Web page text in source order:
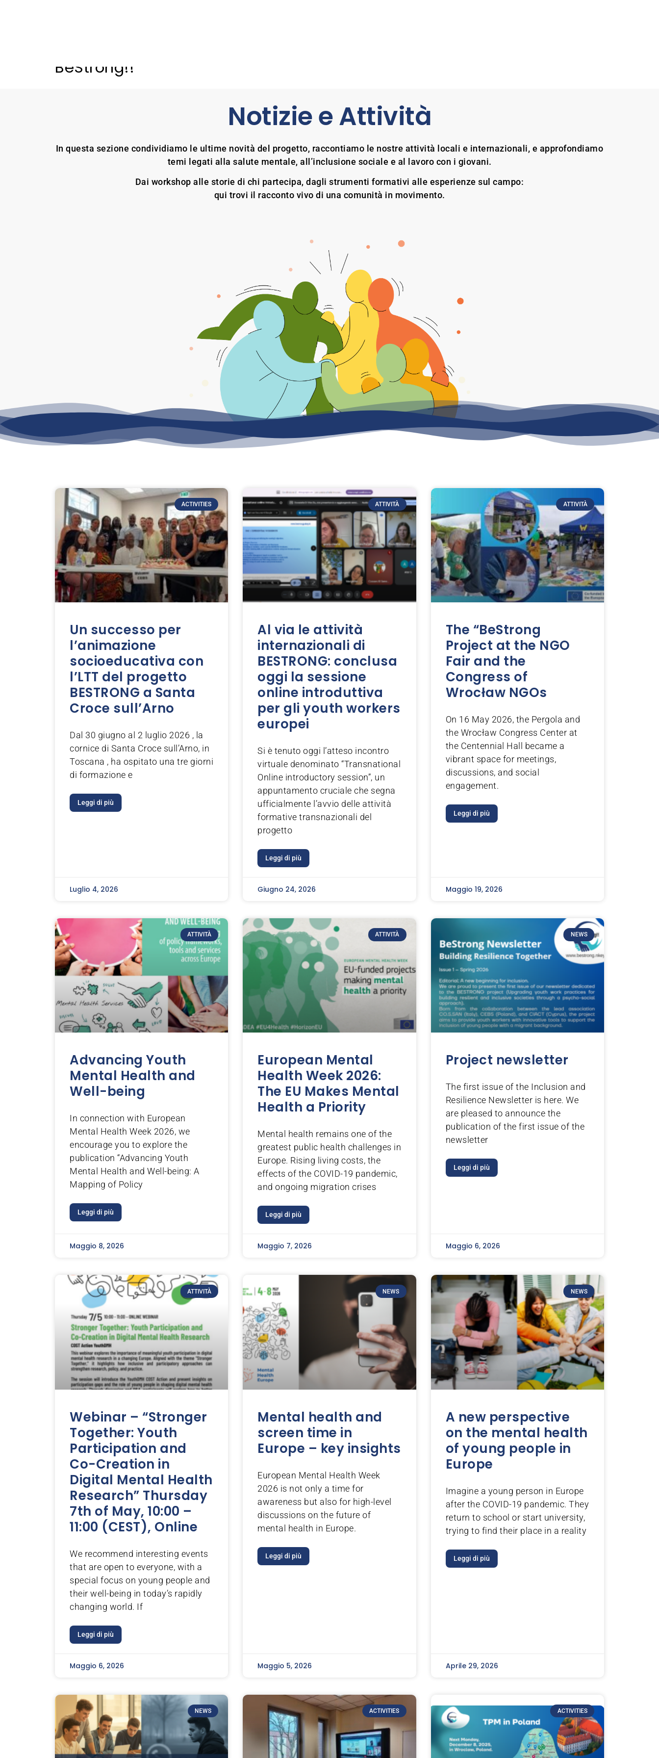
BeStrong!!
Notizie e Attività
In questa sezione condividiamo le ultime novità del progetto, raccontiamo le nostre attività locali e internazionali, e approfondiamo
temi legati alla salute mentale, all’inclusione sociale e al lavoro con i giovani.
Dai workshop alle storie di chi partecipa, dagli strumenti formativi alle esperienze sul campo:
qui trovi il racconto vivo di una comunità in movimento.
ACTIVITIES
Un successo per
l’animazione
socioeducativa con
l’LTT del progetto
BESTRONG a Santa
Croce sull’Arno
Dal 30 giugno al 2 luglio 2026 , la
cornice di Santa Croce sull’Arno, in
Toscana , ha ospitato una tre giorni
di formazione e
Leggi di più
Luglio 4, 2026
ATTIVITÀ
Al via le attività
internazionali di
BESTRONG: conclusa
oggi la sessione
online introduttiva
per gli youth workers
europei
Si è tenuto oggi l’atteso incontro
virtuale denominato “Transnational
Online introductory session”, un
appuntamento cruciale che segna
ufficialmente l’avvio delle attività
formative transnazionali del
progetto
Leggi di più
Giugno 24, 2026
ATTIVITÀ
The “BeStrong
Project at the NGO
Fair and the
Congress of
Wrocław NGOs
On 16 May 2026, the Pergola and
the Wrocław Congress Center at
the Centennial Hall became a
vibrant space for meetings,
discussions, and social
engagement.
Leggi di più
Maggio 19, 2026
ATTIVITÀ
Advancing Youth
Mental Health and
Well-being
In connection with European
Mental Health Week 2026, we
encourage you to explore the
publication “Advancing Youth
Mental Health and Well-being: A
Mapping of Policy
Leggi di più
Maggio 8, 2026
ATTIVITÀ
European Mental
Health Week 2026:
The EU Makes Mental
Health a Priority
Mental health remains one of the
greatest public health challenges in
Europe. Rising living costs, the
effects of the COVID-19 pandemic,
and ongoing migration crises
Leggi di più
Maggio 7, 2026
NEWS
Project newsletter
The first issue of the Inclusion and
Resilience Newsletter is here. We
are pleased to announce the
publication of the first issue of the
newsletter
Leggi di più
Maggio 6, 2026
ATTIVITÀ
Webinar – “Stronger
Together: Youth
Participation and
Co-Creation in
Digital Mental Health
Research” Thursday
7th of May, 10:00 –
11:00 (CEST), Online
We recommend interesting events
that are open to everyone, with a
special focus on young people and
their well-being in today’s rapidly
changing world. If
Leggi di più
Maggio 6, 2026
NEWS
Mental health and
screen time in
Europe – key insights
European Mental Health Week
2026 is not only a time for
awareness but also for high-level
discussions on the future of
mental health in Europe.
Leggi di più
Maggio 5, 2026
NEWS
A new perspective
on the mental health
of young people in
Europe
Imagine a young person in Europe
after the COVID-19 pandemic. They
return to school or start university,
trying to find their place in a reality
Leggi di più
Aprile 29, 2026
NEWS ACTIVITIES ACTIVITIES